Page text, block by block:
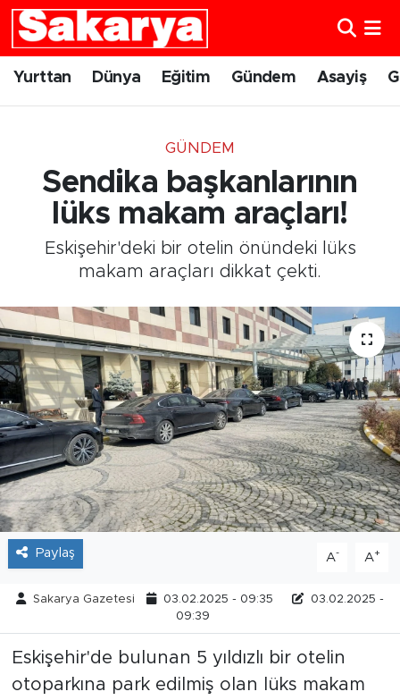
Yurttan Dünya Eğitim Gündem Asayiş
GÜNDEM
Sendika başkanlarının
lüks makam araçları!
Eskişehir'deki bir otelin önündeki lüks
makam araçları dikkat çekti.
Paylaş A- A+
Sakarya Gazetesi 03.02.2025 - 09:35
03.02.2025 -
09:39
Eskişehir'de bulunan 5 yıldızlı bir otelin
otoparkına park edilmiş olan lüks makam
Yurttan
Gündem
Eskişehirspor
Sağlık
Kültür Sanat
Tarihçe
Resmi İlanlar
Söyleşi
Foto Şaka
Politika
Eskişehir Nöbetçi Eczaneler
Eskişehir Trafik Yoğunluk Haritası
Süper Lig Puan Durumu ve Fikstür
Son Dakika Haberleri
Haber Arşivi